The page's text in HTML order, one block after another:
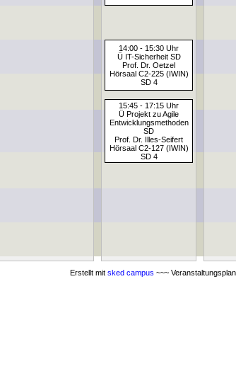
14:00 - 15:30 Uhr
Ü IT-Sicherheit SD
Prof. Dr. Oetzel
Hörsaal C2-225 (IWIN)
SD 4
15:45 - 17:15 Uhr
Ü Projekt zu Agile
Entwicklungsmethoden
SD
Prof. Dr. Illes-Seifert
Hörsaal C2-127 (IWIN)
SD 4
Erstellt mit sked campus ~~~